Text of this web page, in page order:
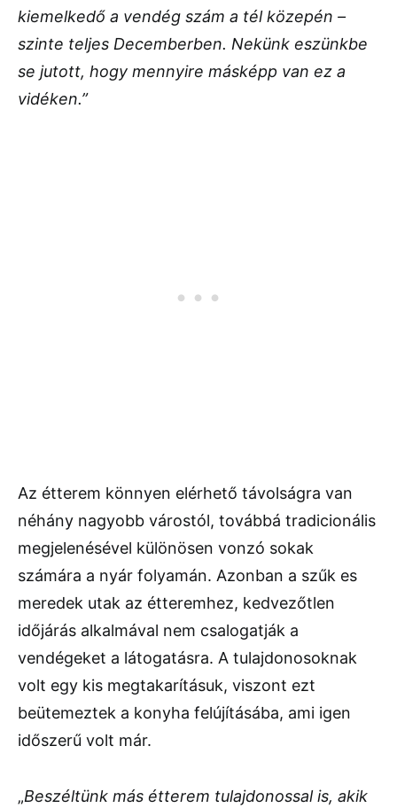
kiemelkedő a vendég szám a tél közepén –
szinte teljes Decemberben. Nekünk eszünkbe
se jutott, hogy mennyire másképp van ez a
vidéken.”
Az étterem könnyen elérhető távolságra van
néhány nagyobb várostól, továbbá tradicionális
megjelenésével különösen vonzó sokak
számára a nyár folyamán. Azonban a szűk es
meredek utak az étteremhez, kedvezőtlen
időjárás alkalmával nem csalogatják a
vendégeket a látogatásra. A tulajdonosoknak
volt egy kis megtakarításuk, viszont ezt
beütemeztek a konyha felújításába, ami igen
időszerű volt már.
„Beszéltünk más étterem tulajdonossal is, akik